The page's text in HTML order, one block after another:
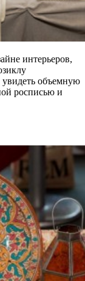
интерьеров,
объемную
росписью и